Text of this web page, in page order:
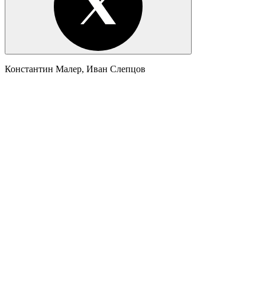
Константин Малер, Иван Слепцов